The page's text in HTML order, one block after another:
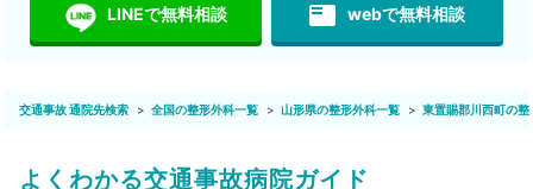
LINEで無料相談 featured_play_list webで無料相談
交通事故 通院先検索 全国の整形外科一覧 山形県の整形外科一覧 東置賜郡川西町の整
よくわかる交通事故病院ガイド